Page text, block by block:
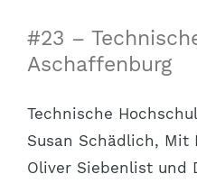
#23 –
Aschaffenburg
Technische
Susan Schädlich, Mit
Oliver Siebenlist und